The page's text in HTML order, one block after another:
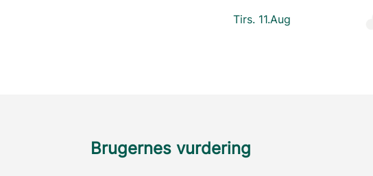
Tirs. 11.Aug
Brugernes vurdering